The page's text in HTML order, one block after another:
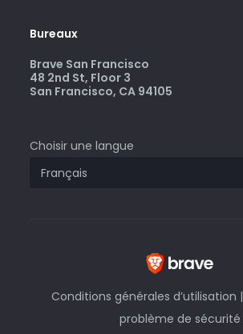
Bureaux
Brave San Francisco
48 2nd St, Floor 3
San Francisco, CA 94105
Choisir une langue
Conditions générales d’utilisation |
problème de sécurité